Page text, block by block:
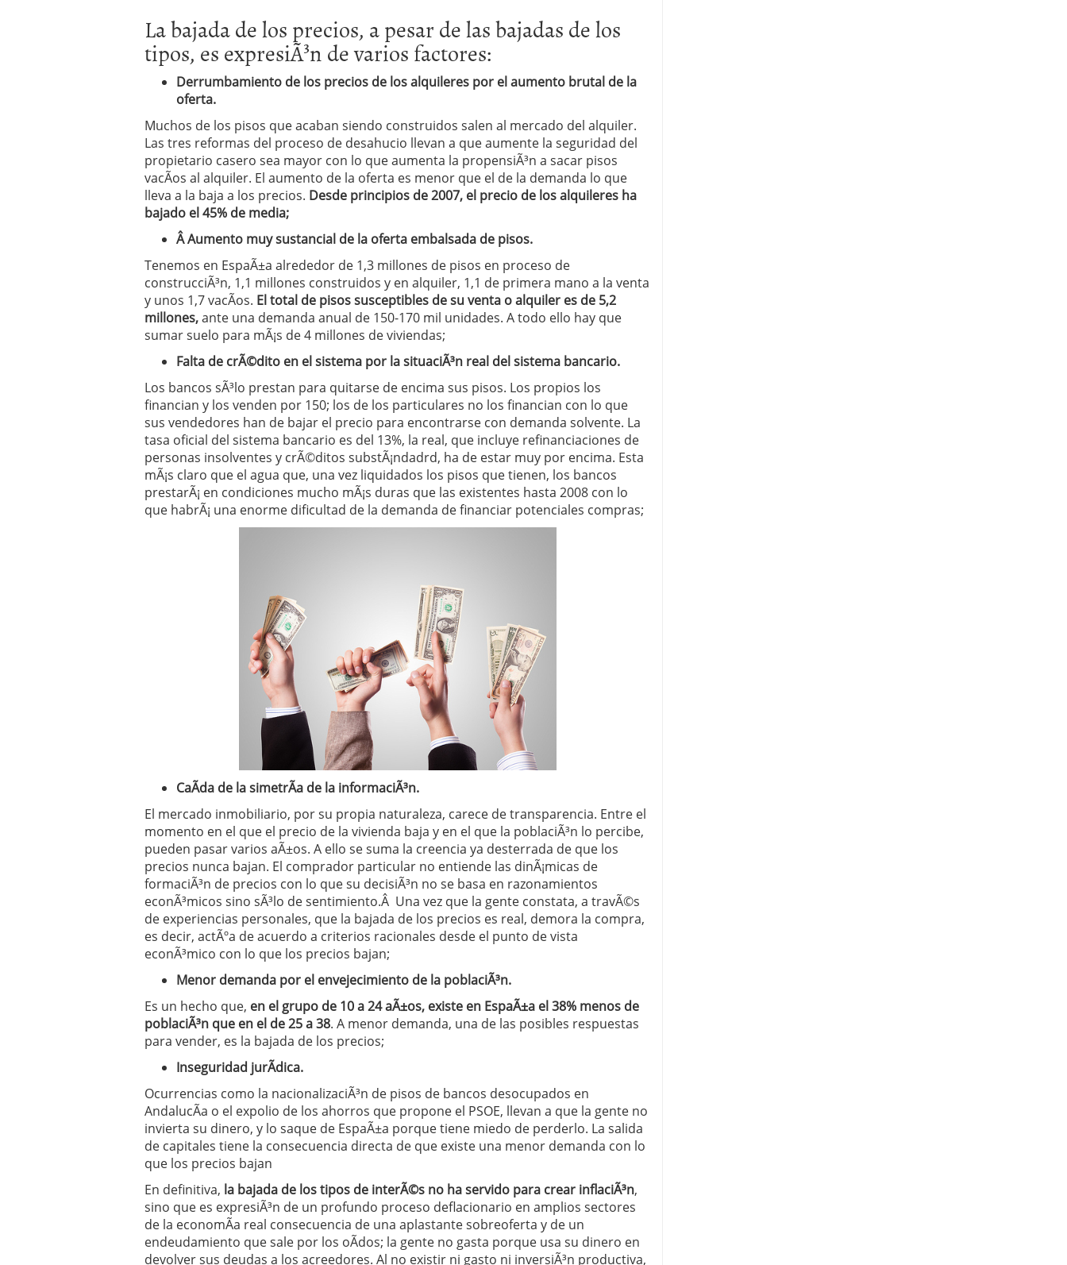
La bajada de los precios, a pesar de las bajadas de los
tipos, es expresiÃ³n de varios factores:
Derrumbamiento de los precios de los alquileres por el aumento brutal de la
oferta.
Muchos de los pisos que acaban siendo construidos salen al mercado del alquiler.
Las tres reformas del proceso de desahucio llevan a que aumente la seguridad del
propietario casero sea mayor con lo que aumenta la propensiÃ³n a sacar pisos
vacÃ­os al alquiler. El aumento de la oferta es menor que el de la demanda lo que
lleva a la baja a los precios. Desde principios de 2007, el precio de los alquileres ha
bajado el 45% de media;
ÂAumento muy sustancial de la oferta embalsada de pisos.
Tenemos en EspaÃ±a alrededor de 1,3 millones de pisos en proceso de
construcciÃ³n, 1,1 millones construidos y en alquiler, 1,1 de primera mano a la venta
y unos 1,7 vacÃ­os. El total de pisos susceptibles de su venta o alquiler es de 5,2
millones,ante una demanda anual de 150-170 mil unidades. A todo ello hay que
sumar suelo para mÃ¡s de 4 millones de viviendas;
Falta de crÃ©dito en el sistema por la situaciÃ³n real del sistema bancario.
Los bancos sÃ³lo prestan para quitarse de encima sus pisos. Los propios los
financian y los venden por 150; los de los particulares no los financian con lo que
sus vendedores han de bajar el precio para encontrarse con demanda solvente. La
tasa oficial del sistema bancario es del 13%, la real, que incluye refinanciaciones de
personas insolventes y crÃ©ditos substÃ¡ndadrd, ha de estar muy por encima. Esta
mÃ¡s claro que el agua que, una vez liquidados los pisos que tienen, los bancos
prestarÃ¡ en condiciones mucho mÃ¡s duras que las existentes hasta 2008 con lo
que habrÃ¡ una enorme dificultad de la demanda de financiar potenciales compras;
CaÃ­da de la simetrÃ­a de la informaciÃ³n.
El mercado inmobiliario, por su propia naturaleza, carece de transparencia. Entre el
momento en el que el precio de la vivienda baja y en el que la poblaciÃ³n lo percibe,
pueden pasar varios aÃ±os. A ello se suma la creencia ya desterrada de que los
precios nunca bajan. El comprador particular no entiende las dinÃ¡micas de
formaciÃ³n de precios con lo que su decisiÃ³n no se basa en razonamientos
econÃ³micos sino sÃ³lo de sentimiento.Â Una vez que la gente constata, a travÃ©s
de experiencias personales, que la bajada de los precios es real, demora la compra,
es decir, actÃºa de acuerdo a criterios racionales desde el punto de vista
econÃ³mico con lo que los precios bajan;
Menor demanda por el envejecimiento de la poblaciÃ³n.
Es un hecho que, en el grupo de 10 a 24 aÃ±os, existe en EspaÃ±a el 38% menos de
poblaciÃ³n que en el de 25 a 38. A menor demanda, una de las posibles respuestas
para vender, es la bajada de los precios;
Inseguridad jurÃ­dica.
Ocurrencias como la nacionalizaciÃ³n de pisos de bancos desocupados en
AndalucÃ­a o el expolio de los ahorros que propone el PSOE, llevan a que la gente no
invierta su dinero, y lo saque de EspaÃ±a porque tiene miedo de perderlo. La salida
de capitales tiene la consecuencia directa de que existe una menor demanda con lo
que los precios bajan
En definitiva, la bajada de los tipos de interÃ©s no ha servido para crear inflaciÃ³n,
sino que es expresiÃ³n de un profundo proceso deflacionario en amplios sectores
de la economÃ­a real consecuencia de una aplastante sobreoferta y de un
endeudamiento que sale por los oÃ­dos; la gente no gasta porque usa su dinero en
devolver sus deudas a los acreedores. Al no existir ni gasto ni inversiÃ³n productiva,